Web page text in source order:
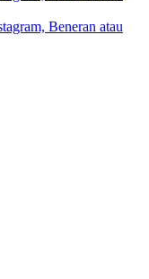
Beneran atau